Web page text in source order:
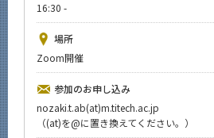
16:30 -
場所
Zoom開催
参加のお申し込み
nozaki.t.ab(at)m.titech.ac.jp
（(at)を@に置き換えてください。）
イベントカレンダー
Event Calendar
今後のイベント
今後の課程別イベント
年別アーカイブ